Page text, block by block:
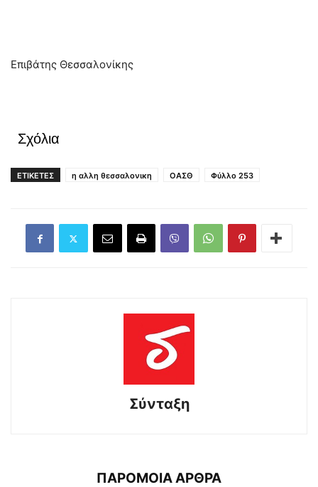
Επιβάτης Θεσσαλονίκης
Σχόλια
ΕΤΙΚΕΤΕΣ η αλλη θεσσαλονικη ΟΑΣΘ Φύλλο 253
Σύνταξη
ΠΑΡΟΜΟΙΑ ΑΡΘΡΑ